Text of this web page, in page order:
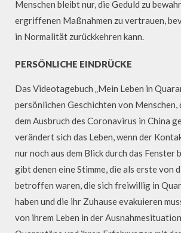
Menschen bleibt nur, die Geduld zu
ergriffenen Maßnahmen zu vertrauen,
in Normalität zurückkehren kann.
PERSÖNLICHE EINDRÜCKE
Das Videotagebuch „Mein Leben in
persönlichen Geschichten von Menschen,
dem Ausbruch des Coronavirus in China
verändert sich das Leben, wenn der
nur noch aus dem Blick durch das Fenster
gibt denen eine Stimme, die als erste von
betroffen waren, die sich freiwillig in
haben und die ihr Zuhause evakuieren
von ihrem Leben in der